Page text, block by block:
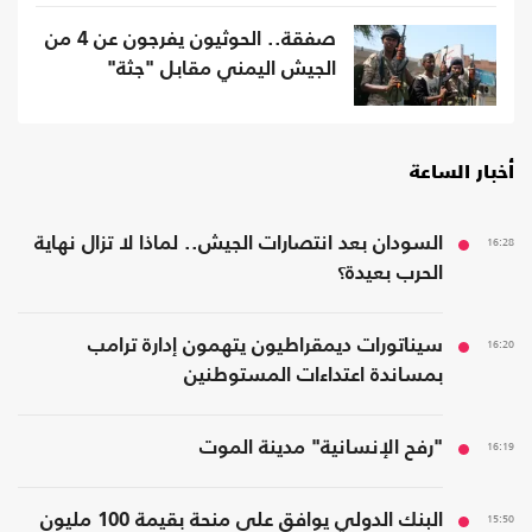
صفقة.. الحوثيون يفرجون عن 4 من
الجيش اليمني مقابل "جثة"
أخبار الساعة
16:28
السودان بعد انتصارات الجيش.. لماذا لا تزال نهاية
الحرب بعيدة؟
16:20
سيناتورات ديمقراطيون يتهمون إدارة ترامب
بمساندة اعتداءات المستوطنين
16:19 "رفح الإنسانية" مدينة الموت
15:50
البنك الدولي يوافق على منحة بقيمة 100 مليون